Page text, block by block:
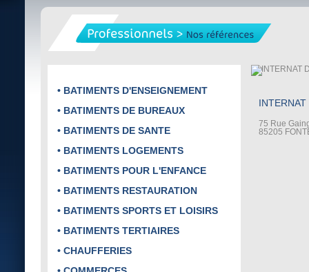
• BATIMENTS D'ENSEIGNEMENT
• BATIMENTS DE BUREAUX
• BATIMENTS DE SANTE
• BATIMENTS LOGEMENTS
• BATIMENTS POUR L'ENFANCE
• BATIMENTS RESTAURATION
• BATIMENTS SPORTS ET LOISIRS
• BATIMENTS TERTIAIRES
• CHAUFFERIES
75 Rue
85205